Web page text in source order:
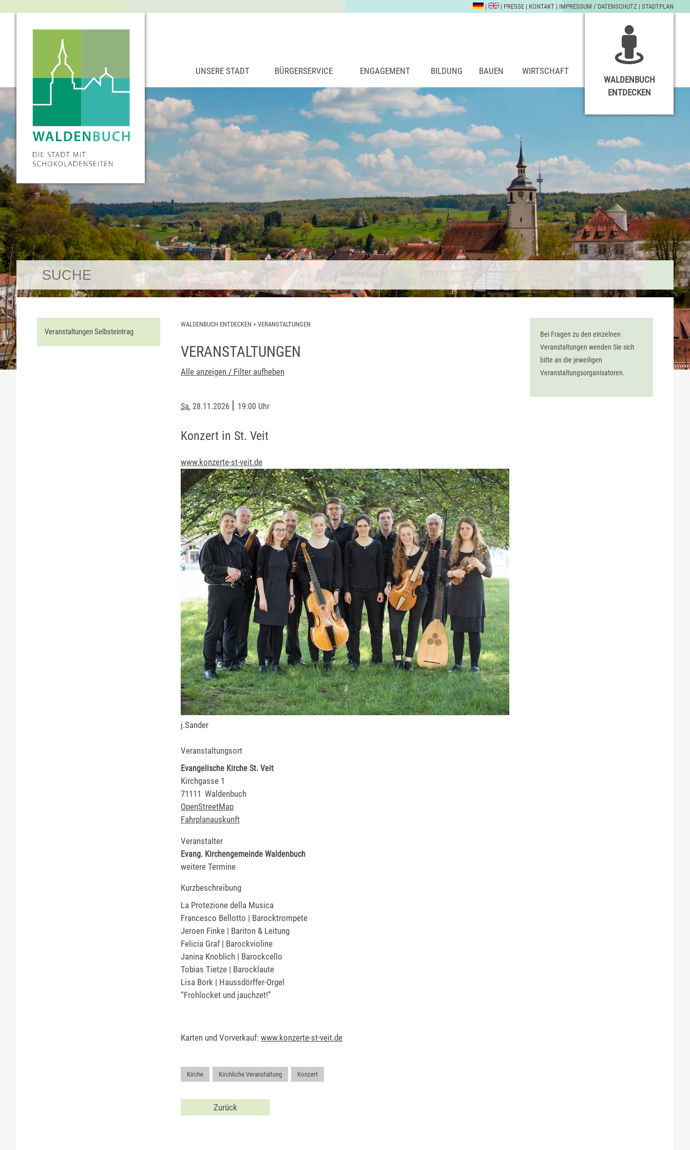
| | PRESSE | KONTAKT | IMPRESSUM / DATENSCHUTZ | STADTPLAN
UNSERE STADT BÜRGERSERVICE ENGAGEMENT BILDUNG BAUEN
WIRTSCHAFT
WALDENBUCH
ENTDECKEN
Veranstaltungen Selbsteintrag
WALDENBUCH ENTDECKEN > VERANSTALTUNGEN
VERANSTALTUNGEN
Alle anzeigen / Filter aufheben
Sa, 28.11.2026 | 19:00 Uhr
Konzert in St. Veit
www.konzerte-st-veit.de
j.Sander
Veranstaltungsort
Evangelische Kirche St. Veit
Kirchgasse 1
71111 Waldenbuch
OpenStreetMap
Fahrplanauskunft
Veranstalter
Evang. Kirchengemeinde Waldenbuch
weitere Termine
Kurzbeschreibung
La Protezione della Musica
Francesco Bellotto | Barocktrompete
Jeroen Finke | Bariton & Leitung
Felicia Graf | Barockvioline
Janina Knoblich | Barockcello
Tobias Tietze | Barocklaute
Lisa Bork | Haussdörffer-Orgel
“Frohlocket und jauchzet!”
Karten und Vorverkauf: www.konzerte-st-veit.de
Kirche Kirchliche Veranstaltung Konzert
Zurück
Bei Fragen zu den einzelnen
Veranstaltungen wenden Sie sich
bitte an die jeweiligen
Veranstaltungsorganisatoren.